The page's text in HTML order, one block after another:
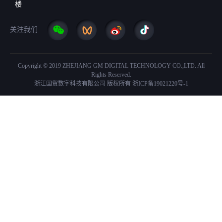
楼
关注我们
Copyright © 2019 ZHEJIANG GM DIGITAL TECHNOLOGY CO.,LTD. All
Rights Reserved.
浙江国贸数字科技有限公司 版权所有 浙ICP备19021220号-1